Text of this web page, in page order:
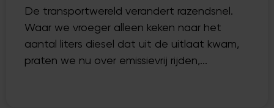
De transportwereld verandert razendsnel.
Waar we vroeger alleen keken naar het
aantal liters diesel dat uit de uitlaat kwam,
praten we nu over emissievrij rijden,...